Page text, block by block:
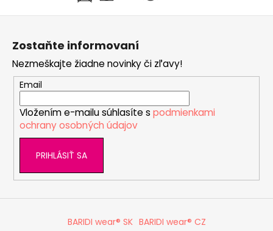
Zostaňte informovaní
Nezmeškajte žiadne novinky či zľavy!
Email
Vložením e-mailu súhlasíte s podmienkami
ochrany osobných údajov
PRIHLÁSIŤ SA
BARIDI wear® SK BARIDI wear® CZ